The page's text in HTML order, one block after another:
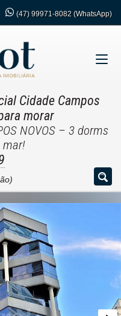
(47) 99971-8082 (WhatsApp)
Cidade Campos
morar
NOVOS – 3 dorms